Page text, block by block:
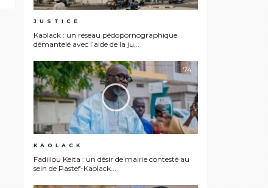
JUSTICE
Kaolack : un réseau pédopornographique
démantelé avec l’aide de la ju...
74
KAOLACK
Fadillou Keita : un désir de mairie contesté au
sein de Pastef-Kaolack...